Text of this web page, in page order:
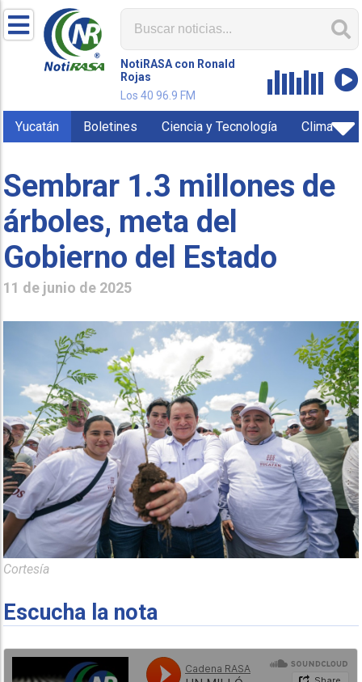
NotiRASA con Ronald
Rojas
Los 40 96.9 FM
Yucatán Boletines Ciencia y Tecnología Clima
Sembrar 1.3 millones de
árboles, meta del
Gobierno del Estado
11 de junio de 2025
Cortesía
Escucha la nota